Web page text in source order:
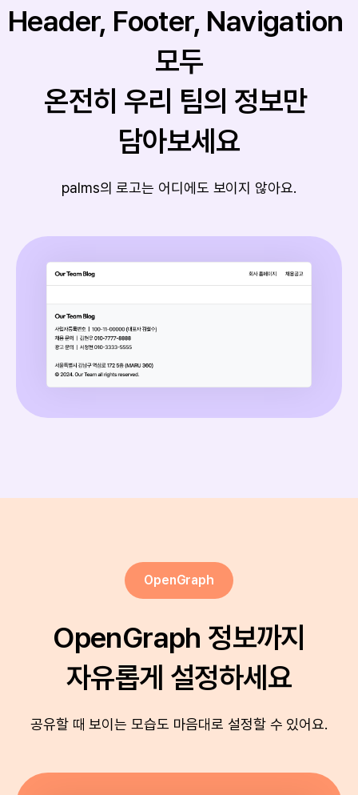
Header, Footer, Navigation
모두
온전히 우리 팀의 정보만
담아보세요
palms의 로고는 어디에도 보이지 않아요.
OpenGraph
OpenGraph 정보까지
자유롭게 설정하세요
공유할 때 보이는 모습도 마음대로 설정할 수 있어요.